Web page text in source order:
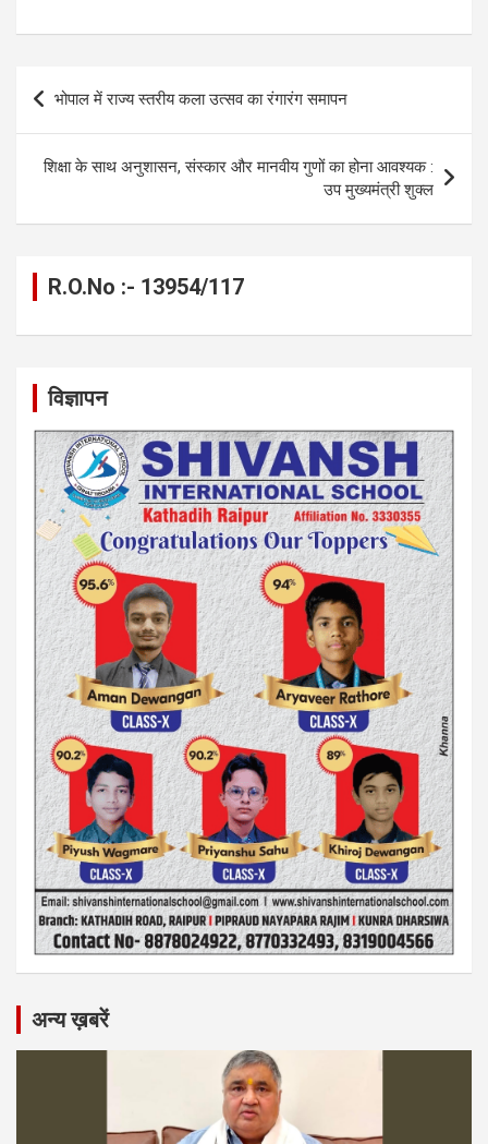
ce
o
o
se
g
er
at
s
A
p
e
gr
a
m
ail py
n
k
ar
Post
navigation
भोपाल में राज्य स्तरीय कला उत्सव का रंगारंग समापन
शिक्षा के साथ अनुशासन, संस्कार और मानवीय गुणों का होना आवश्यक :
उप मुख्यमंत्री शुक्ल
R.O.No :- 13954/117
विज्ञापन
अन्य ख़बरें